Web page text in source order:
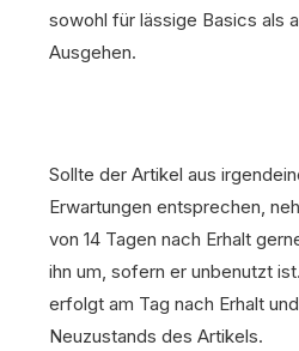
sowohl für lässige Basics als
Ausgehen.
Sollte der Artikel aus
Erwartungen entsprechen,
von 14 Tagen nach Erhalt
ihn um, sofern er unbenutzt
erfolgt am Tag nach Erhalt
Neuzustands des Artikels.